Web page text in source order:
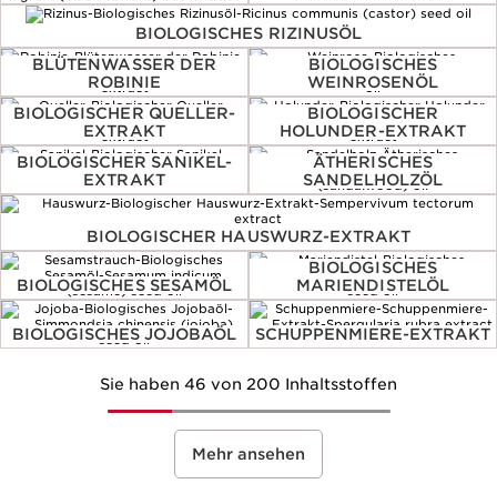
BIOLOGISCHES RIZINUSÖL
BLÜTENWASSER DER
ROBINIE
BIOLOGISCHES
WEINROSENÖL
BIOLOGISCHER QUELLER-
EXTRAKT
BIOLOGISCHER
HOLUNDER-EXTRAKT
BIOLOGISCHER SANIKEL-
EXTRAKT
ÄTHERISCHES
SANDELHOLZÖL
BIOLOGISCHER HAUSWURZ-EXTRAKT
BIOLOGISCHES SESAMÖL
BIOLOGISCHES
MARIENDISTELÖL
BIOLOGISCHES JOJOBAÖL SCHUPPENMIERE-EXTRAKT
Sie haben 46 von 200 Inhaltsstoffen
Mehr ansehen